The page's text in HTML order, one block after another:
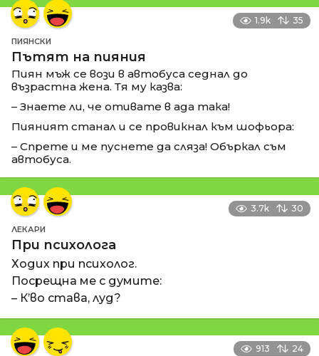
1.9k 35
ПИЯНСКИ
Пътят на пияния
Пиян мъж се вози в автобуса седнал до
възрастна жена. Тя му казва:
– Знаете ли, че отивате в ада така!
Пияният станал и се провикнал към шофьора:
– Спрете и ме пуснете да сляза! Объркал съм
автобуса.
3.7k 30
ЛЕКАРИ
При психолога
Ходих при психолог.
Посрещна ме с думите:
– К’во става, луд?
913 24